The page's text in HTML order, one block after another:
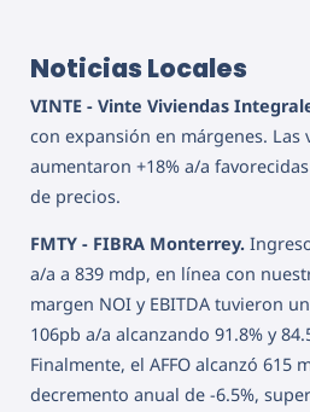
Noticias Locales
VINTE - Vinte Viviendas
con expansión en márgenes. Las
aumentaron +18% a/a
de precios.
FMTY - FIBRA Monterrey.
a/a a 839 mdp, en línea con
margen NOI y EBITDA tuvieron
106pb a/a alcanzando 91.8% y
Finalmente, el AFFO alcanzó 615
decremento anual de -6.5%,